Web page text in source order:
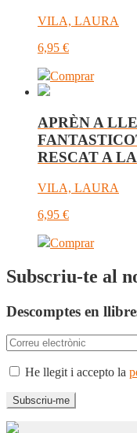
VILA, LAURA
6,95 €
Comprar
APRÈN A
RESCAT A
VILA, LAURA
6,95 €
Comprar
Subscriu-te al
Descomptes en
He llegit i accepto la